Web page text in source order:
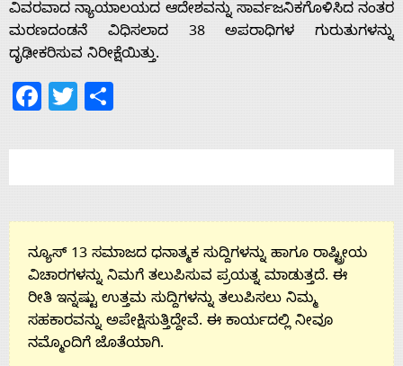
Us
Advertise
With
s
Contact
Us
ವಿವರವಾದ ನ್ಯಾಯಾಲಯದ ಆದೇಶವನ್ನು ಸಾರ್ವಜನಿಕಗೊಳಿಸಿದ ನಂತರ
ಮರಣದಂಡನೆ ವಿಧಿಸಲಾದ 38 ಅಪರಾಧಿಗಳ ಗುರುತುಗಳನ್ನು
ದೃಢೀಕರಿಸುವ ನಿರೀಕ್ಷೆಯಿತ್ತು.
Facebook
Twitter
ನ್ಯೂಸ್ 13 ಸಮಾಜದ ಧನಾತ್ಮಕ ಸುದ್ದಿಗಳನ್ನು ಹಾಗೂ ರಾಷ್ಟ್ರೀಯ
ವಿಚಾರಗಳನ್ನು ನಿಮಗೆ ತಲುಪಿಸುವ ಪ್ರಯತ್ನ ಮಾಡುತ್ತದೆ. ಈ
ರೀತಿ ಇನ್ನಷ್ಟು ಉತ್ತಮ ಸುದ್ದಿಗಳನ್ನು ತಲುಪಿಸಲು ನಿಮ್ಮ
ಸಹಕಾರವನ್ನು ಅಪೇಕ್ಷಿಸುತ್ತಿದ್ದೇವೆ. ಈ ಕಾರ್ಯದಲ್ಲಿ ನೀವೂ
ನಮ್ಮೊಂದಿಗೆ ಜೊತೆಯಾಗಿ.